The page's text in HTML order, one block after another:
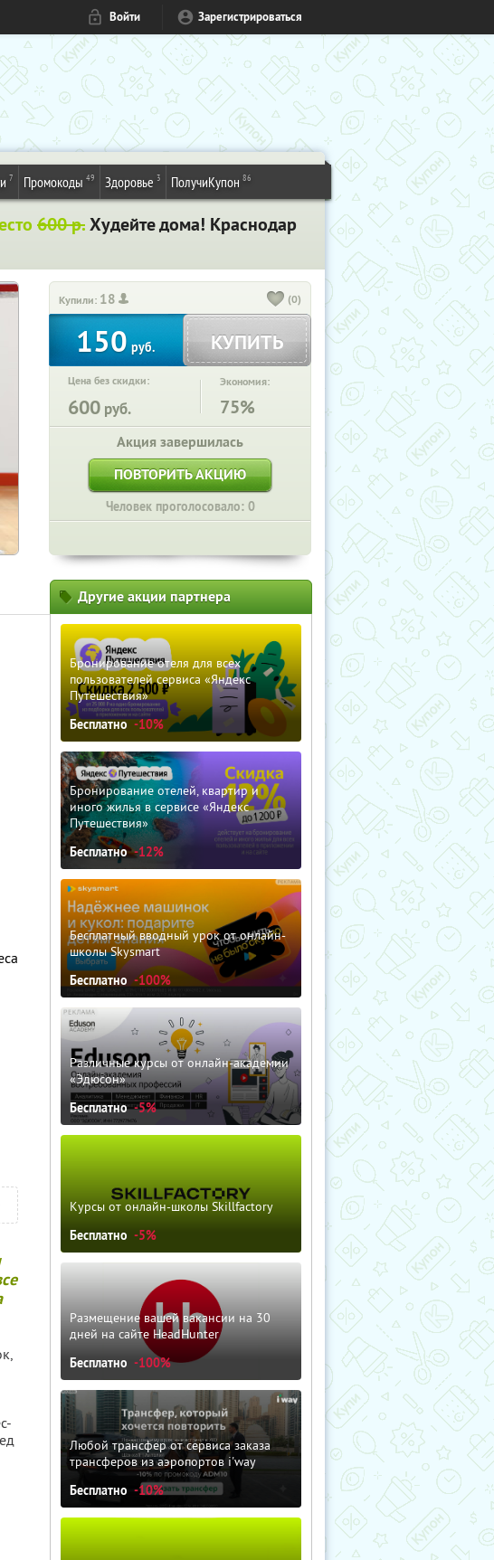
Войти Зарегистрироваться
7 Промокоды 49 Здоровье 3 ПолучиКупон 86
600 р.Худейте дома! Краснодар
Купили: 18 (0)
150 руб. КУПИТЬ
Цена без скидки:
600 руб.
Экономия:
75%
Акция завершилась
ПОВТОРИТЬ АКЦИЮ
Человек проголосовало: 0
Другие акции партнера
Бронирование отеля для всех
пользователей сервиса «Яндекс
Путешествия»
Бесплатно -10%
Бронирование отелей, квартир и
иного жилья в сервисе «Яндекс
Путешествия»
Бесплатно -12%
Бесплатный вводный урок от онлайн-
школы Skysmart
Бесплатно -100%
Различные курсы от онлайн-академии
«Эдюсон»
Бесплатно -5%
Курсы от онлайн-школы Skillfactory
Бесплатно -5%
Размещение вашей вакансии на 30
дней на сайте HeadHunter
Бесплатно -100%
Любой трансфер от сервиса заказа
трансферов из аэропортов i'way
Бесплатно -10%